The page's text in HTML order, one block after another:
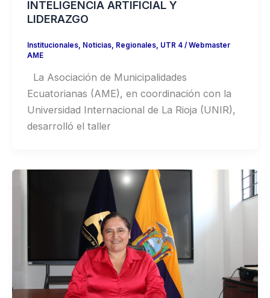
INTELIGENCIA ARTIFICIAL Y
LIDERAZGO
Institucionales, Noticias, Regionales, UTR 4/ Webmaster
AME
La Asociación de Municipalidades
Ecuatorianas (AME), en coordinación con la
Universidad Internacional de La Rioja (UNIR),
desarrolló el taller